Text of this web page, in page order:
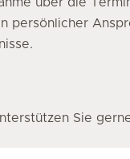
persönlicher
Sie